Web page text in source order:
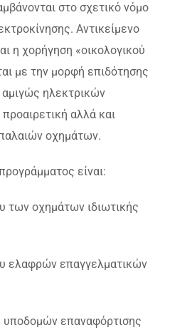
στο σχετικό νόμο
Αντικείμενο
η χορήγηση «οικολογικού
με την μορφή επιδότησης
ηλεκτρικών
αλλά και
οχημάτων.
είναι:
των οχημάτων ιδιωτικής
ελαφρών επαγγελματικών
επαναφόρτισης